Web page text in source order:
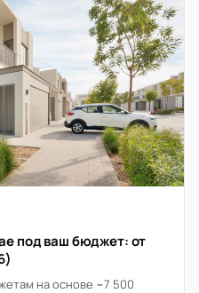
под ваш бюджет: от
на основе ~7 500